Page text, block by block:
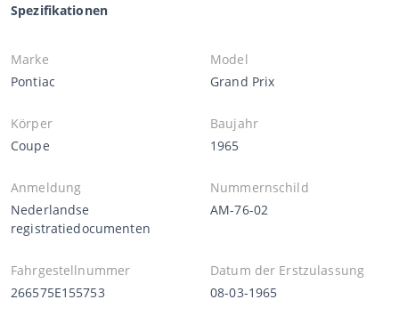
Spezifikationen
Marke
Pontiac
Model
Grand Prix
Körper
Coupe
Baujahr
1965
Anmeldung
Nederlandse
registratiedocumenten
Nummernschild
AM-76-02
Fahrgestellnummer
266575E155753
Datum der Erstzulassung
08-03-1965